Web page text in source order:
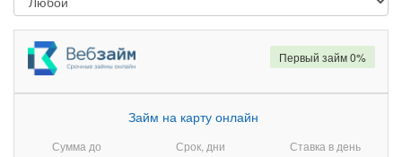
Сумма до
Займ на карту онлайн
Срок, дни Ставка в день
Первый займ 0%